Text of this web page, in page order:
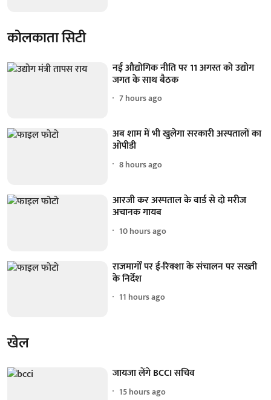
कोलकाता सिटी
नई औद्योगिक नीति पर 11 अगस्त को उद्योग
जगत के साथ बैठक
7 hours ago
अब शाम में भी खुलेगा सरकारी अस्पतालों का
ओपीडी
8 hours ago
आरजी कर अस्पताल के वार्ड से दो मरीज
अचानक गायब
10 hours ago
राजमार्गों पर ई-रिक्शा के संचालन पर सख्ती
के निर्देश
11 hours ago
खेल
जायजा लेंगे BCCI सचिव
15 hours ago